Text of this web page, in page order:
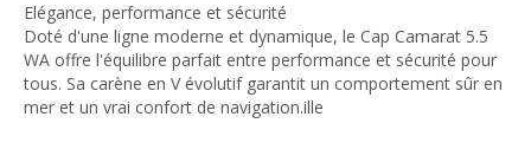
Elégance, performance et sécurité
Doté d'une ligne moderne et dynamique, le Cap Camarat 5.5
WA offre l'équilibre parfait entre performance et sécurité pour
tous. Sa carène en V évolutif garantit un comportement sûr en
mer et un vrai confort de navigation.ille